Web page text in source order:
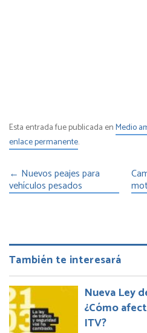
Esta entrada fue publicada enMedio
enlace permanente.
← Nuevos peajes para
vehículos pesados
También te interesará
Nueva Ley
¿Cómo
ITV?